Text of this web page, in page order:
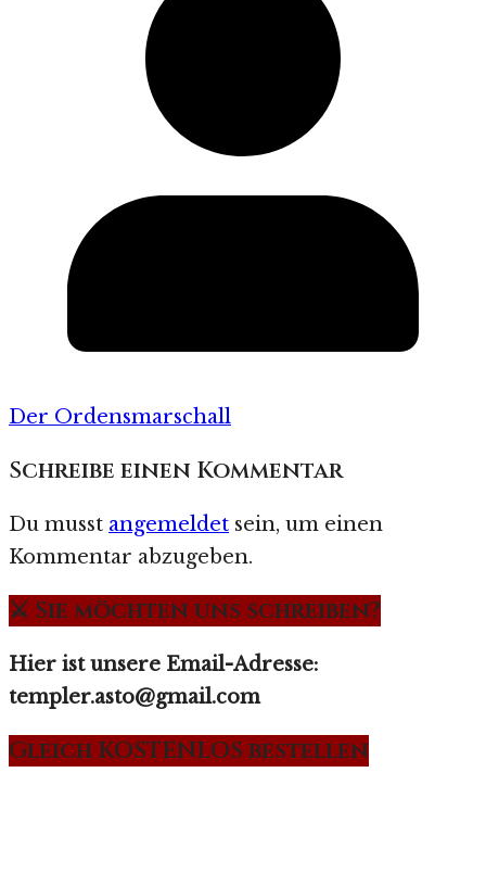
Der Ordensmarschall
Schreibe einen Kommentar
Du musst angemeldet sein, um einen
Kommentar abzugeben.
⚔️ Sie möchten uns schreiben?
Hier ist unsere Email-Adresse:
templer.asto@gmail.com
Gleich KOSTENLOS bestellen